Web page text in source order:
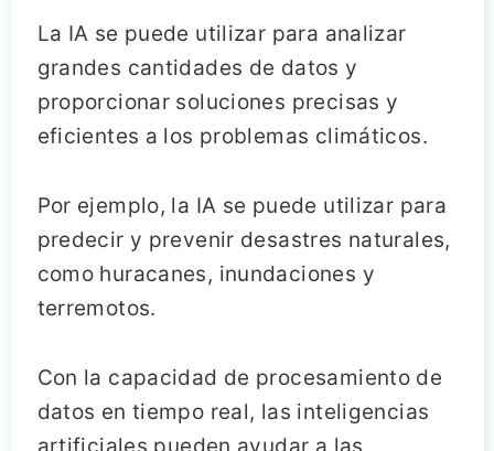
La IA se puede utilizar para analizar
grandes cantidades de datos y
proporcionar soluciones precisas y
eficientes a los problemas climáticos.
Por ejemplo, la IA se puede utilizar para
predecir y prevenir desastres naturales,
como huracanes, inundaciones y
terremotos.
Con la capacidad de procesamiento de
datos en tiempo real, las inteligencias